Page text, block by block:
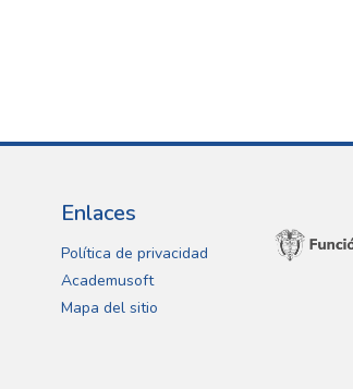
Enlaces
Política de privacidad
Academusoft
Mapa del sitio